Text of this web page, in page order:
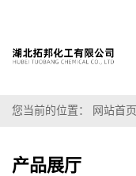
您当前的位置： 网站首页
产品展厅